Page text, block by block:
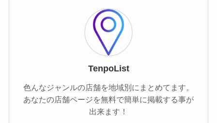
TenpoList
色んなジャンルの店舗を地域別にまとめてます。
あなたの店舗ページを無料で簡単に掲載する事が
出来ます！